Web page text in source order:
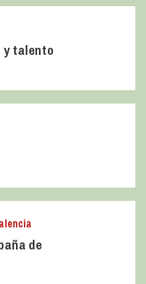
y talento
de